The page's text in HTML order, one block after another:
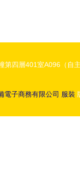
第四層401室A096（自
電子商務有限公司 服裝